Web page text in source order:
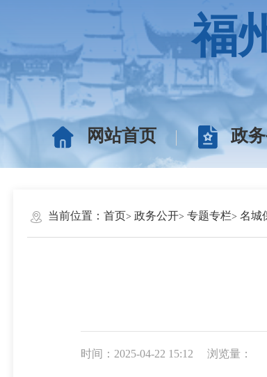
福
网站首页 政
当前位置：首页 政务公开 专题专栏 名城
时间：2025-04-22 15:12 浏览量：